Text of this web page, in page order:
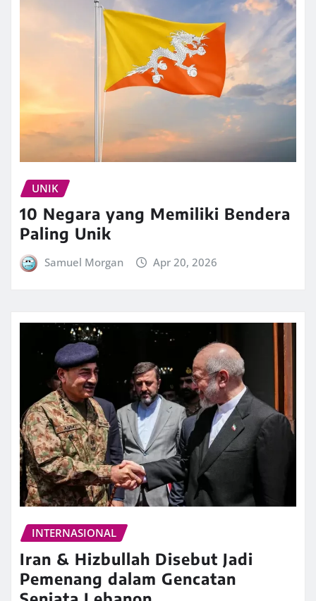
UNIK
10 Negara yang Memiliki Bendera
Paling Unik
Samuel Morgan Apr 20, 2026
INTERNASIONAL
Iran & Hizbullah Disebut Jadi
Pemenang dalam Gencatan